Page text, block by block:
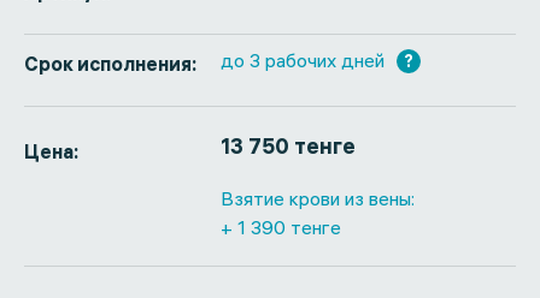
Срок исполнения: до 3 рабочих дней ?
Цена: 13 750 тенге
Взятие крови из вены:
+ 1 390 тенге